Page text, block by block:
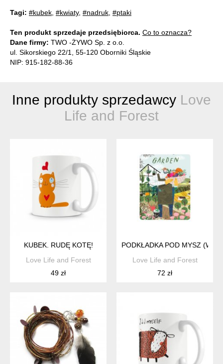
Tagi: #kubek #kwiaty, #nadruk #ptaki
Ten produkt sprzedaje przedsiębiorca. Co to oznacza?
Dane firmy: TWO -ŻYWO Sp. z o.o.
ul. Sikorskiego 22/1, 55-120 Oborniki Śląskie
NIP: 915-182-88-36
Inne produkty sprzedawcy Love
Life and Forest
KUBEK. RUDĘ KOTĘ!
Love Life and Forest
49 zł
PODKŁADKA POD MYSZ
Love Life and Forest
72 zł